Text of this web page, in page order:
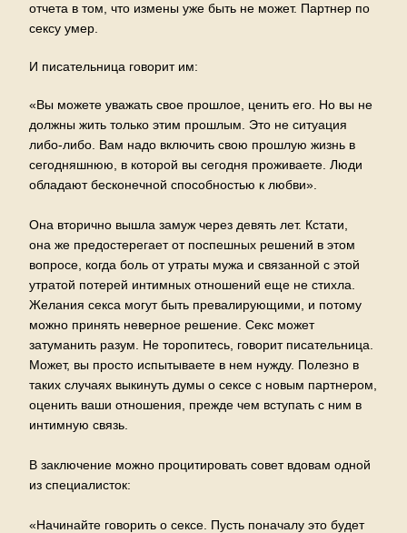
отчета в том, что измены уже быть не может. Партнер по
сексу умер.
И писательница говорит им:
«Вы можете уважать свое прошлое, ценить его. Но вы не
должны жить только этим прошлым. Это не ситуация
либо-либо. Вам надо включить свою прошлую жизнь в
сегодняшнюю, в которой вы сегодня проживаете. Люди
обладают бесконечной способностью к любви».
Она вторично вышла замуж через девять лет. Кстати,
она же предостерегает от поспешных решений в этом
вопросе, когда боль от утраты мужа и связанной с этой
утратой потерей интимных отношений еще не стихла.
Желания секса могут быть превалирующими, и потому
можно принять неверное решение. Секс может
затуманить разум. Не торопитесь, говорит писательница.
Может, вы просто испытываете в нем нужду. Полезно в
таких случаях выкинуть думы о сексе с новым партнером,
оценить ваши отношения, прежде чем вступать с ним в
интимную связь.
В заключение можно процитировать совет вдовам одной
из специалисток:
«Начинайте говорить о сексе. Пусть поначалу это будет